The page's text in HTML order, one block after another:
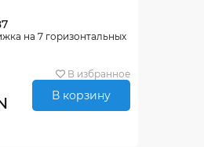
на 7 горизонтальных
В избранное
В корзину